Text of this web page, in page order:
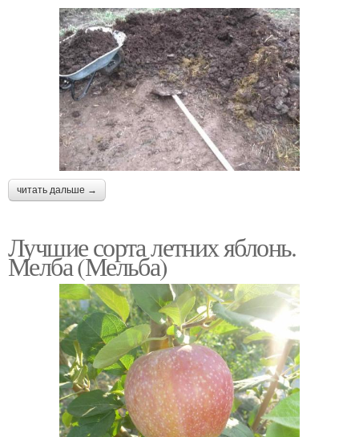
читать дальше →
Лучшие сорта летних яблонь.
Мелба (Мельба)